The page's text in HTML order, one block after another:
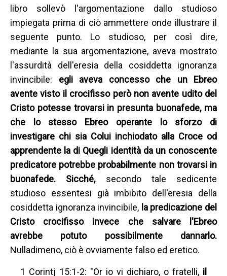
libro sollevò l'argomentazione dallo studioso
impiegata prima di ciò ammettere onde illustrare il
seguente punto. Lo studioso, per così dire,
mediante la sua argomentazione, aveva mostrato
l'assurdità dell'eresia della cosiddetta ignoranza
invincibile: egli aveva concesso che un Ebreo
avente visto il crocifisso però non avente udito del
Cristo potesse trovarsi in presunta buonafede, ma
che lo stesso Ebreo operante lo sforzo di
investigare chi sia Colui inchiodato alla Croce od
apprendente la di Quegli identità da un conoscente
predicatore potrebbe probabilmente non trovarsi in
buonafede. Sicché, secondo tale sedicente
studioso essentesi già imbibito dell'eresia della
cosiddetta ignoranza invincibile, la predicazione del
Cristo crocifisso invece che salvare l'Ebreo
avrebbe potuto possibilmente dannarlo.
Nulladimeno, ciò è ovviamente falso ed eretico.
1 Corintj 15:1-2: "Or io vi dichiaro, o fratelli, il